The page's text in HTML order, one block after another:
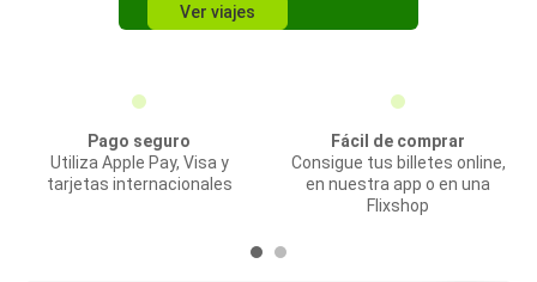
Ver viajes
Pago seguro
Utiliza Apple Pay, Visa y
tarjetas internacionales
Fácil de comprar
Consigue tus billetes online,
en nuestra app o en una
Flixshop